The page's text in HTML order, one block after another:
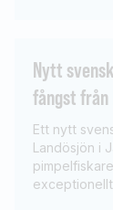
Nytt
fångst från
Ett nytt
Landösjön i